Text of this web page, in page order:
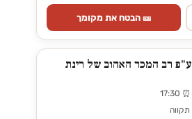
🎫 הבטח את מקומך
ע"פ רב המכר האהוב של רינת